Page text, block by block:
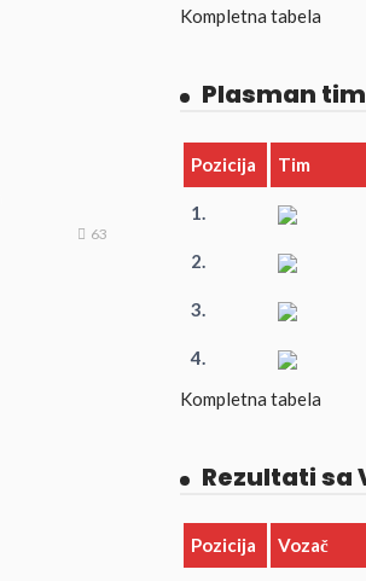
63
Kompletna tabela
Plasman
Pozicija Tim
1.
2.
3.
4.
Kompletna tabela
Rezultati sa
Pozicija Vozač